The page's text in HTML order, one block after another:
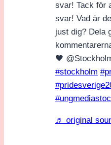
svar! Tack för
svar! Vad är
just dig? Dela
🖤
#stockholm
♬ original